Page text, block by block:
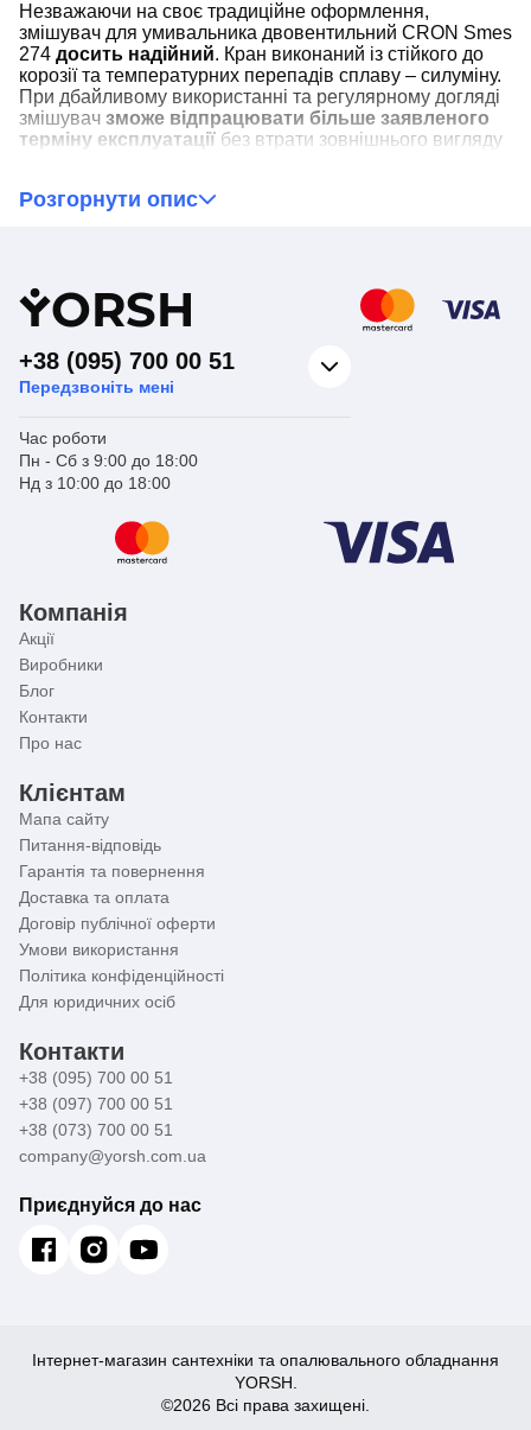
Незважаючи на своє традиційне оформлення,
змішувач для умивальника двовентильний CRON Smes
274 досить надійний. Кран виконаний із стійкого до
корозії та температурних перепадів сплаву – силуміну.
При дбайливому використанні та регулярному догляді
змішувач зможе відпрацювати більше заявленого
терміну експлуатації без втрати зовнішнього вигляду
змішувач для раковини CRON Smes 274 покритий
Пристрій
комплектується двома керамічними кран-
буксами , які розташовані праворуч та ліворуч щодо
виливу. Одна відповідає за подачу холодної, а друга
гарячої води. Відповідно, для отримання потоку
оптимальної температури потрібно крутити обидва
важелі. Модель комплектується хрестоподібними
регулювання навіть мильними руками.
Розгорнути опис
YORSH
+38 (095) 700 00 51
Передзвоніть мені
Час роботи
Пн - Сб з 9:00 до 18:00
Нд з 10:00 до 18:00
Компанія
Акції
Виробники
Блог
Контакти
Про нас
Клієнтам
Мапа сайту
Питання-відповідь
Гарантія та повернення
Доставка та оплата
Договір публічної оферти
Умови використання
Політика конфіденційності
Для юридичних осіб
Контакти
+38 (095) 700 00 51
+38 (097) 700 00 51
+38 (073) 700 00 51
company@yorsh.com.ua
Приєднуйся до нас
Інтернет-магазин сантехніки та опалювального обладнання
YORSH.
©2026 Всі права захищені.